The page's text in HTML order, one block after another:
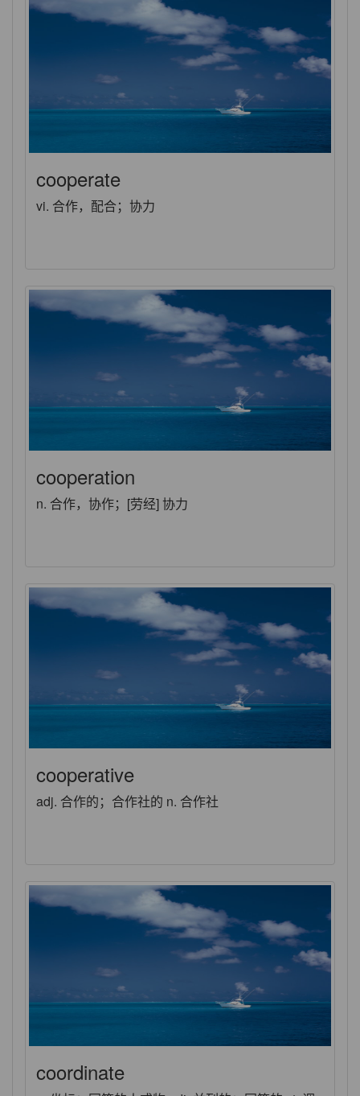
cooperate
vi. 合作，配合；协力
cooperation
n. 合作，协作；[劳经] 协力
cooperative
adj. 合作的；合作社的 n. 合作社
coordinate